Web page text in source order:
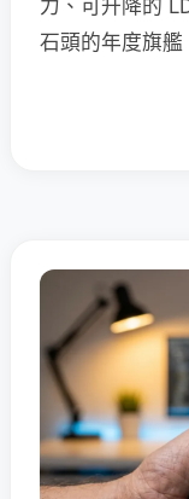
力、可升降的
石頭的年度旗艦